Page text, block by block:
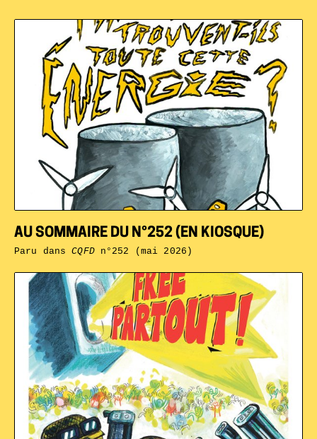
AU SOMMAIRE DU N°252 (EN KIOSQUE)
Paru dansCQFDn°252 (mai 2026)